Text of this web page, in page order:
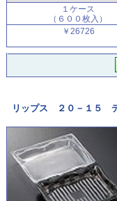
１ケース
（６００枚入）
￥26726
リップス ２０－１５